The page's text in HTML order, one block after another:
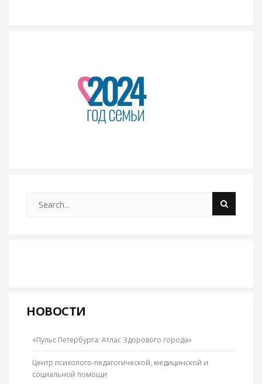
НОВОСТИ
«Пульс Петербурга: Атлас Здорового города»
Центр психолого-педагогической, медицинской и
социальной помощи